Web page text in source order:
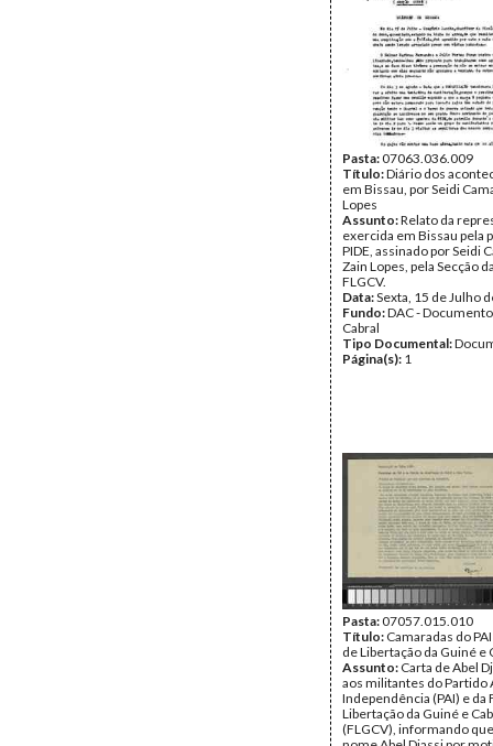
Pasta:07063.036.009
Título:Diário dos
em Bissau, por Seidi
Lopes
Assunto:Relato da
exercida em Bissau pela
PIDE, assinado por Seidi
Zain Lopes, pela Secção
FLGCV.
Data:Sexta, 15 de Julho
Fundo:DAC -
Cabral
Tipo Documental:
Página(s): 1
Pasta:07057.015.010
Título: Camaradas do
de Libertação da Guiné e
Assunto: Carta de Abel
aos militantes do Partido
Independência (PAI) e da
Libertação da Guiné e
(FLGCV), informando